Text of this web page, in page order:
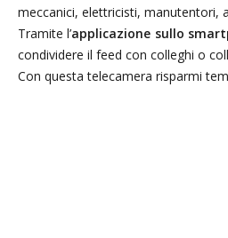
meccanici, elettricisti, manutentori,
Tramite l’applicazione sullo
condividere il feed con colleghi o
Con questa telecamera risparmi